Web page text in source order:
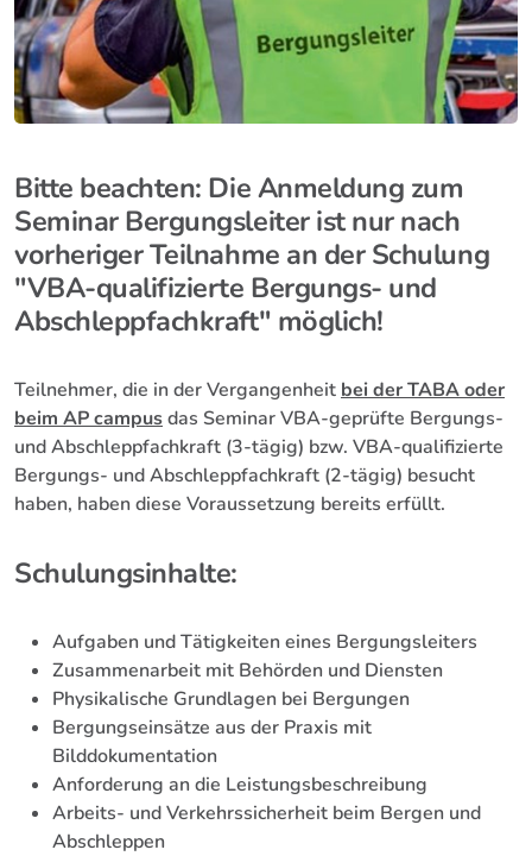
Bitte beachten: Die Anmeldung zum
Seminar Bergungsleiter ist nur nach
vorheriger Teilnahme an der Schulung
"VBA-qualifizierte Bergungs- und
Abschleppfachkraft" möglich!
Teilnehmer, die in der Vergangenheit bei der TABA oder
beim AP campusdas Seminar VBA-geprüfte Bergungs-
und Abschleppfachkraft (3-tägig) bzw. VBA-qualifizierte
Bergungs- und Abschleppfachkraft (2-tägig) besucht
haben, haben diese Voraussetzung bereits erfüllt.
Schulungsinhalte:
Aufgaben und Tätigkeiten eines Bergungsleiters
Zusammenarbeit mit Behörden und Diensten
Physikalische Grundlagen bei Bergungen
Bergungseinsätze aus der Praxis mit
Bilddokumentation
Anforderung an die Leistungsbeschreibung
Arbeits- und Verkehrssicherheit beim Bergen und
Abschleppen